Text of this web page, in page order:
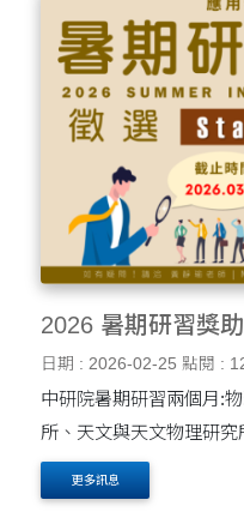
2026 暑期研習獎
日期 : 2026-02-25 點閱 :
中研院暑期研習兩個月:
所、天文與天文物理研
射中心暑期研習一個月:
更多訊息